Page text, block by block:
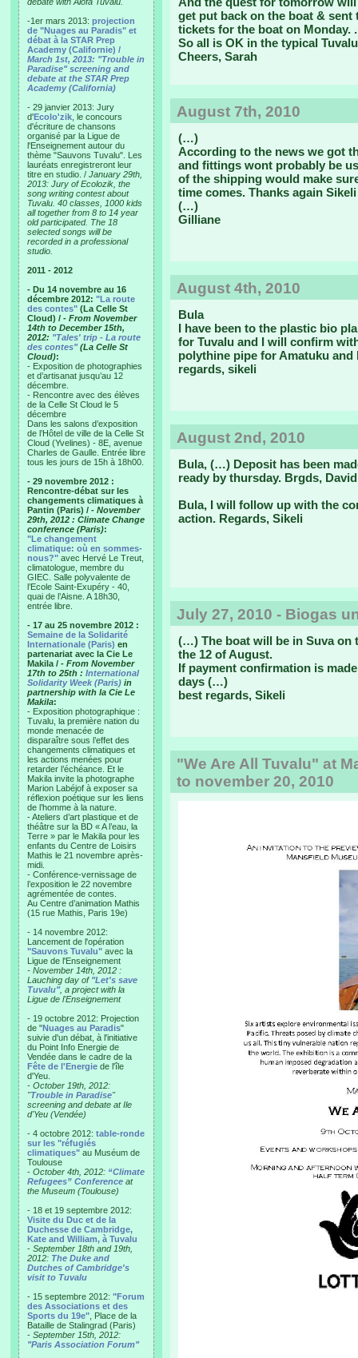
-1er mars 2013: projection
de "Nuages au Paradis" et
débat à la STAR Prep
Academy (Californie) /
March 1st, 2013: "Trouble in
Paradise" screening and
debate at the STAR Prep
Academy (California)
- 29 janvier 2013: Jury
d'Ecolo'zik , le concours
d'écriture de chansons
organisé par la Ligue de
l'Enseignement autour du
thème "Sauvons Tuvalu". Les
lauréats enregistreront leur
titre en studio. / January 29th,
2013: Jury of Ecolozik, the
song writing contest about
Tuvalu. 40 classes, 1000 kids
all together from 8 to 14 year
old participated. The 18
selected songs will be
recorded in a professional
studio.
2011 - 2012
- Du 14 novembre au 16
décembre 2012: "La route
des contes" (La Celle St
Cloud) / - From November
14th to December 15th,
2012: "Tales' trip - La route
des contes"(La Celle St
Cloud):
- Exposition de photographies
et d’artisanat jusqu’au 12
décembre.
- Rencontre avec des élèves
de la Celle St Cloud le 5
décembre
Dans les salons d’exposition
de l’Hôtel de ville de la Celle St
Cloud (Yvelines) - 8E, avenue
Charles de Gaulle. Entrée libre
tous les jours de 15h à 18h00.
- 29 novembre 2012 :
Rencontre-débat sur les
changements climatiques à
Pantin (Paris) / - November
29th, 2012 : Climate Change
conference (Paris):
"Le changement
climatique: où en sommes-
nous?" avec Hervé Le Treut,
climatologue, membre du
GIEC. Salle polyvalente de
l’Ecole Saint-Exupéry - 40,
quai de l’Aisne. A 18h30,
entrée libre.
- 17 au 25 novembre 2012 :
Semaine de la Solidarité
Internationale (Paris) en
partenariat avec la Cie Le
Makila / - From November
17th to 25th : International
Solidarity Week (Paris) in
partnership with la Cie Le
Makila:
- Exposition photographique :
Tuvalu, la première nation du
monde menacée de
disparaître sous l’effet des
changements climatiques et
les actions menées pour
retarder l’échéance. Et le
Makila invite la photographe
Marion Labéjof à exposer sa
réflexion poétique sur les liens
de l’homme à la nature.
- Ateliers d’art plastique et de
théâtre sur la BD « A l’eau, la
Terre » par le Makila pour les
enfants du Centre de Loisirs
Mathis le 21 novembre après-
midi.
- Conférence-vernissage de
l’exposition le 22 novembre
agrémentée de contes.
Au Centre d’animation Mathis
(15 rue Mathis, Paris 19e)
- 14 novembre 2012:
Lancement de l'opération
"Sauvons Tuvalu" avec la
Ligue de l'Enseignement
- November 14th, 2012 :
Lauching day of "Let's save
Tuvalu", a project with la
Ligue de l'Enseignement
- 19 octobre 2012: Projection
de "Nuages au Paradis"
suivie d'un débat, à l'initiative
du Point Info Energie de
Vendée dans le cadre de la
Fête de l'Energie de l'île
d'Yeu.
- October 19th, 2012:
"Trouble in Paradise"
screening and debate at Ile
d'Yeu (Vendée)
- 4 octobre 2012: table-ronde
sur les "réfugiés
climatiques" au Muséum de
Toulouse
- October 4th, 2012: “Climate
Refugees” Conference at
the Museum (Toulouse)
- 18 et 19 septembre 2012:
Visite du Duc et de la
Duchesse de Cambridge,
Kate and William, à Tuvalu
- September 18th and 19th,
2012: The Duke and
Dutches of Cambridge's
visit to Tuvalu
- 15 septembre 2012: "Forum
des Associations et des
Sports du 19e" , Place de la
Bataille de Stalingrad (Paris)
- September 15th, 2012:
"Paris Association Forum"
get put back on the boat & sent
tickets for the boat on Monday.
So all is OK in the typical
Cheers, Sarah
August 7th, 2010
(…)
According to the news we got
and fittings wont probably be
of the shipping would make
time comes. Thanks again
(…)
Gilliane
August 4th, 2010
Bula
I have been to the plastic bio
for Tuvalu and I will confirm
polythine pipe for Amatuku
regards, sikeli
August 2nd, 2010
Bula, (…) Deposit has been
ready by thursday. Brgds, David
Bula, I will follow up with the
action. Regards, Sikeli
July 27, 2010 - Biogas
(…) The boat will be in Suva on
the 12 of August.
If payment confirmation is
days (…)
best regards, Sikeli
"We Are All Tuvalu" at
to november 20, 2010